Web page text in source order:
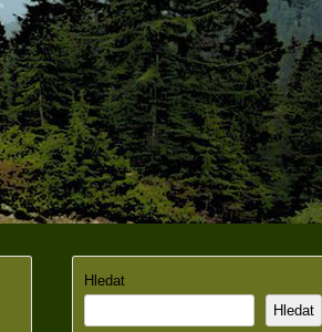
Hledat
Hledat